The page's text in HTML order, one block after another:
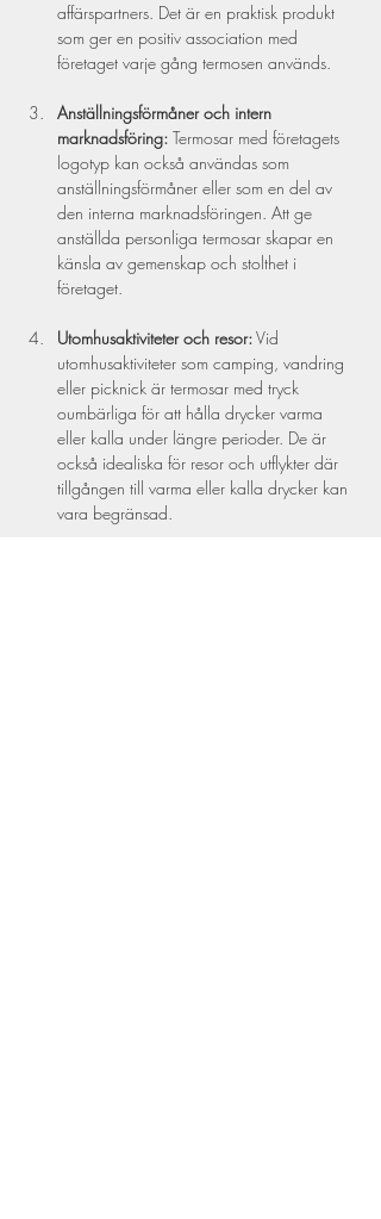
affärspartners. Det är en praktisk produkt
som ger en positiv association med
företaget varje gång termosen används.
Anställningsförmåner och intern
marknadsföring: Termosar med företagets
logotyp kan också användas som
anställningsförmåner eller som en del av
den interna marknadsföringen. Att ge
anställda personliga termosar skapar en
känsla av gemenskap och stolthet i
företaget.
Utomhusaktiviteter och resor: Vid
utomhusaktiviteter som camping, vandring
eller picknick är termosar med tryck
oumbärliga för att hålla drycker varma
eller kalla under längre perioder. De är
också idealiska för resor och utflykter där
tillgången till varma eller kalla drycker kan
vara begränsad.